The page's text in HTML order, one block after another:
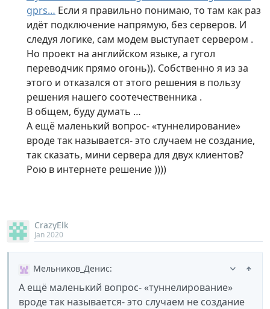
gprs… Если я правильно понимаю, то там как раз
идёт подключение напрямую, без серверов. И
следуя логике, сам модем выступает сервером .
Но проект на английском языке, а гугол
переводчик прямо огонь)). Собственно я из за
этого и отказался от этого решения в пользу
решения нашего соотечественника .
В общем, буду думать …
А ещё маленький вопрос- «туннелирование»
вроде так называется- это случаем не создание,
так сказать, мини сервера для двух клиентов?
Рою в интернете решение ))))
CrazyElk
Jan 2020
Мельников_Денис:
А ещё маленький вопрос- «туннелирование»
вроде так называется- это случаем не создание